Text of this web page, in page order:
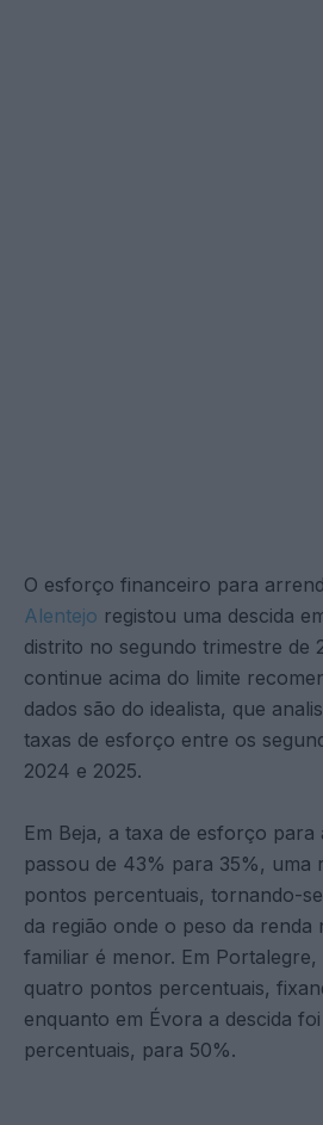
O esforço financeiro para
Alentejo registou uma descida
distrito no segundo trimestre de
continue acima do limite
dados são do idealista, que
taxas de esforço entre os
2024 e 2025.
Em Beja, a taxa de esforço para
passou de 43% para 35%, uma
pontos percentuais, tornando-
da região onde o peso da renda
familiar é menor. Em
quatro pontos percentuais,
enquanto em Évora a descida
percentuais, para 50%.